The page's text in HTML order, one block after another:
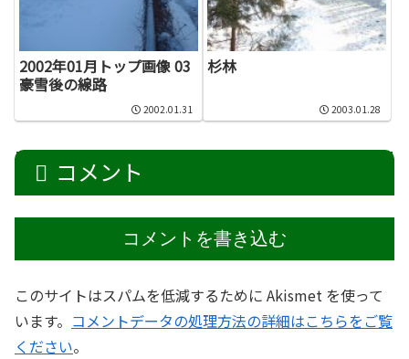
2002年01月トップ画像 03
豪雪後の線路
2002.01.31
杉林
2003.01.28
コメント
コメントを書き込む
このサイトはスパムを低減するために Akismet を使って
います。 コメントデータの処理方法の詳細はこちらをご覧
ください。